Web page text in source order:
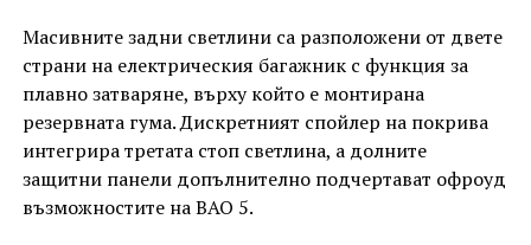
Масивните задни светлини са разположени от двете
страни на електрическия багажник с функция за
плавно затваряне, върху който е монтирана
резервната гума. Дискретният спойлер на покрива
интегрира третата стоп светлина, а долните
защитни панели допълнително подчертават офроуд
възможностите на BAO 5.